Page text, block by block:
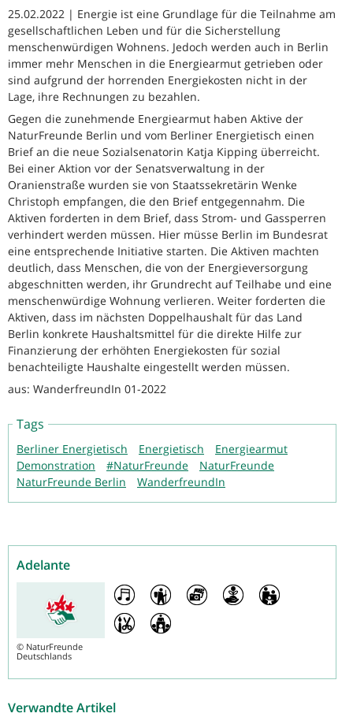
25.02.2022 | Energie ist eine Grundlage für die Teilnahme am
gesellschaftlichen Leben und für die Sicherstellung
menschenwürdigen Wohnens. Jedoch werden auch in Berlin
immer mehr Menschen in die Energiearmut getrieben oder
sind aufgrund der horrenden Energiekosten nicht in der
Lage, ihre Rechnungen zu bezahlen.
Gegen die zunehmende Energiearmut haben Aktive der
NaturFreunde Berlin und vom Berliner Energietisch einen
Brief an die neue Sozialsenatorin Katja Kipping überreicht.
Bei einer Aktion vor der Senatsverwaltung in der
Oranienstraße wurden sie von Staatssekretärin Wenke
Christoph empfangen, die den Brief entgegennahm. Die
Aktiven forderten in dem Brief, dass Strom- und Gassperren
verhindert werden müssen. Hier müsse Berlin im Bundesrat
eine entsprechende Initiative starten. Die Aktiven machten
deutlich, dass Menschen, die von der Energieversorgung
abgeschnitten werden, ihr Grundrecht auf Teilhabe und eine
menschenwürdige Wohnung verlieren. Weiter forderten die
Aktiven, dass im nächsten Doppelhaushalt für das Land
Berlin konkrete Haushaltsmittel für die direkte Hilfe zur
Finanzierung der erhöhten Energiekosten für sozial
benachteiligte Haushalte eingestellt werden müssen.
aus: WanderfreundIn 01-2022
Tags
Berliner Energietisch Energietisch
Energiearmut
Demonstration
#NaturFreunde
NaturFreunde
NaturFreunde Berlin
WanderfreundIn
Adelante
© NaturFreunde
Deutschlands
Verwandte Artikel